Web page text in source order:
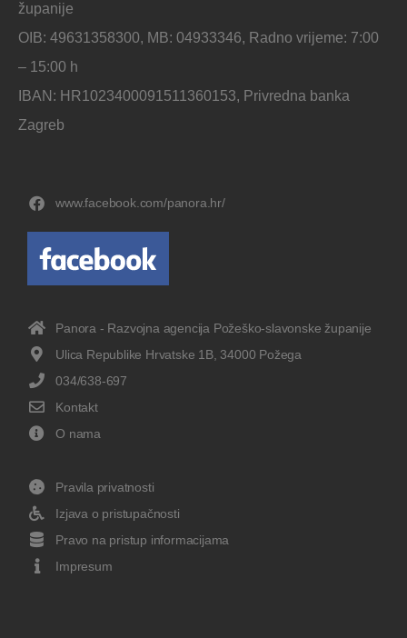
županije
OIB: 49631358300, MB: 04933346, Radno vrijeme: 7:00
– 15:00 h
IBAN: HR1023400091511360153, Privredna banka
Zagreb
www.facebook.com/panora.hr/
Panora - Razvojna agencija Požeško-slavonske županije
Ulica Republike Hrvatske 1B, 34000 Požega
034/638-697
Kontakt
O nama
Pravila privatnosti
Izjava o pristupačnosti
Pravo na pristup informacijama
Impresum